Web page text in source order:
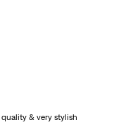
& very stylish